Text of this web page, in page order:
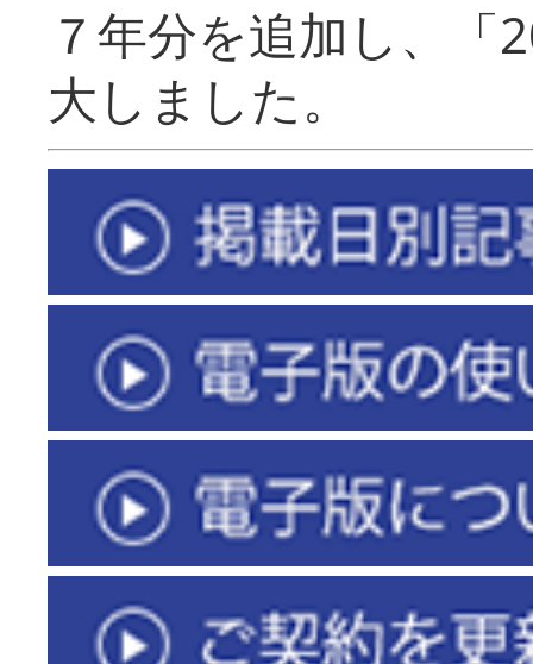
７年分を追加し、「
大しまし